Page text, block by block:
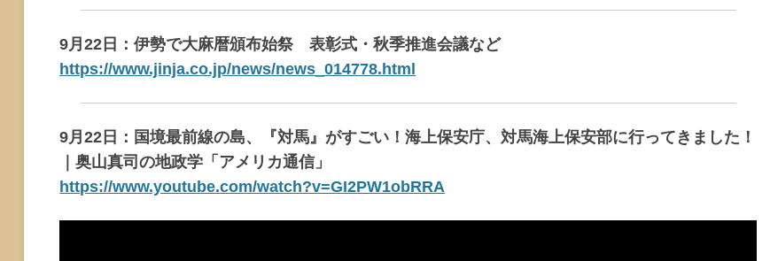
9月22日：伊勢で大麻暦頒布始祭 表彰式・秋季推進会議など
https://www.jinja.co.jp/news/news_014778.html
9月22日：国境最前線の島、『対馬』がすごい！海上保安庁、対馬海上保安部に行ってきました！
｜奥山真司の地政学「アメリカ通信」
https://www.youtube.com/watch?v=GI2PW1obRRA